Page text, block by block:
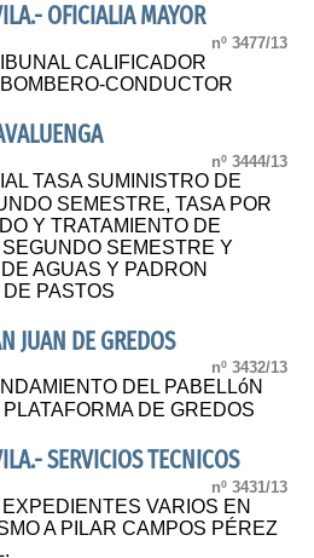
OFICIALIA MAYOR
nº 3477/13
CALIFICADOR
CONDUCTOR
nº 3444/13
TASA SUMINISTRO DE
SEMESTRE, TASA POR
Y TRATAMIENTO DE
SEMESTRE Y
AGUAS Y PADRON
PASTOS
JUAN DE GREDOS
nº 3432/13
DEL PABELLóN
DE GREDOS
SERVICIOS TECNICOS
nº 3431/13
VARIOS EN
A PILAR CAMPOS PÉREZ